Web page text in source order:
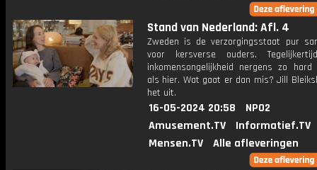
Stand van Nederland: Afl. 4
Zweden is de verzorgingsstaat pur
voor kersverse ouders.
inkomensongelijkheid nergens zo hard
als hier. Wat gaat er dan mis? Jill
het uit.
16-05-2024 20:58
NPO2
Amusement.TV
Informatief.TV
Mensen.TV
Alle afleveringen